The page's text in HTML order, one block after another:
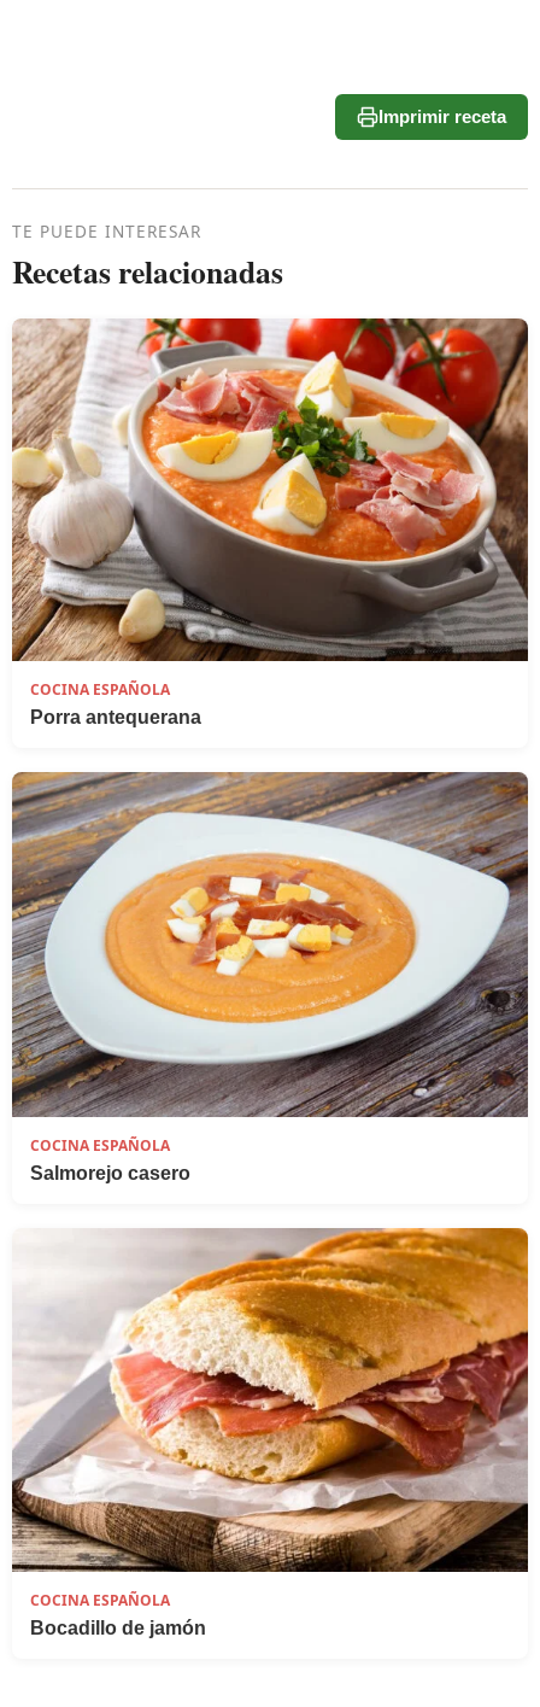
Imprimir receta
TE PUEDE INTERESAR
Recetas relacionadas
COCINA ESPAÑOLA
Porra antequerana
COCINA ESPAÑOLA
Salmorejo casero
COCINA ESPAÑOLA
Bocadillo de jamón